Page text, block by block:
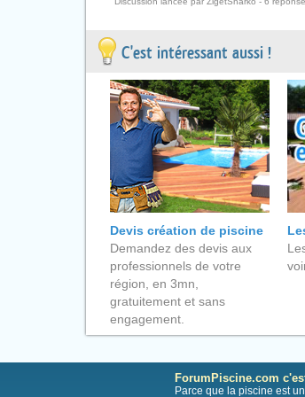
C'est intéressant aussi !
Devis création de piscine
Demandez des devis aux
professionnels de votre
région, en 3mn,
gratuitement et sans
engagement.
ForumPiscine.com
Parce que la piscine est